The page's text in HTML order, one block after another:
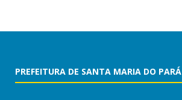
PREFEITURA DE SANTA MARIA DO PARÁ